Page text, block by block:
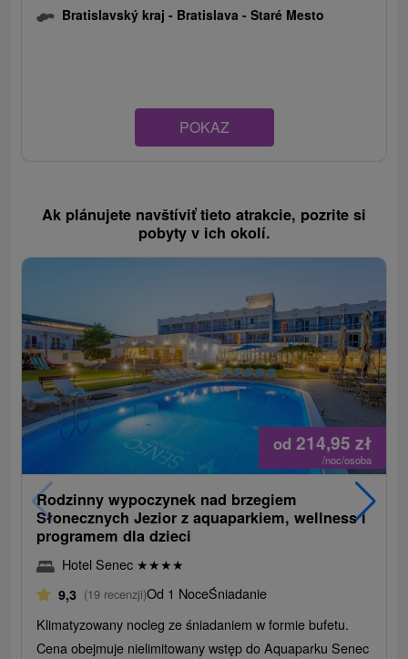
Bratislavský kraj - Bratislava - Staré Mesto
POKAZ
Ak plánujete navštíviť tieto atrakcie, pozrite si
pobyty v ich okolí.
od 214,95zł
/noc/osoba
Rodzinny wypoczynek nad brzegiem
Słonecznych Jezior z aquaparkiem, wellness i
programem dla dzieci
Hotel Senec ★★★★
9,3 (19 recenzji)Od 1 NoceŚniadanie
Klimatyzowany nocleg ze śniadaniem w formie bufetu.
Cena obejmuje nielimitowany wstęp do Aquaparku Senec